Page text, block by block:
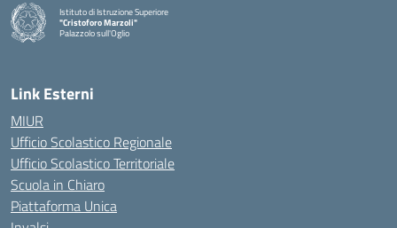
Istituto di Istruzione Superiore
"Cristoforo Marzoli"
Palazzolo sull'Oglio
— Visita la pagina iniziale della scuola
Link Esterni
MIUR
Ufficio Scolastico Regionale
Ufficio Scolastico Territoriale
Scuola in Chiaro
Piattaforma Unica